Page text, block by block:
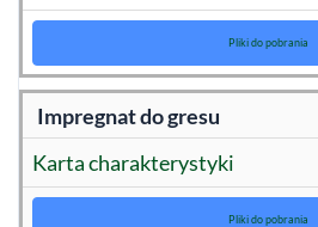
Pliki do pobrania
Impregnat do gresu
Karta charakterystyki
Pliki do pobrania